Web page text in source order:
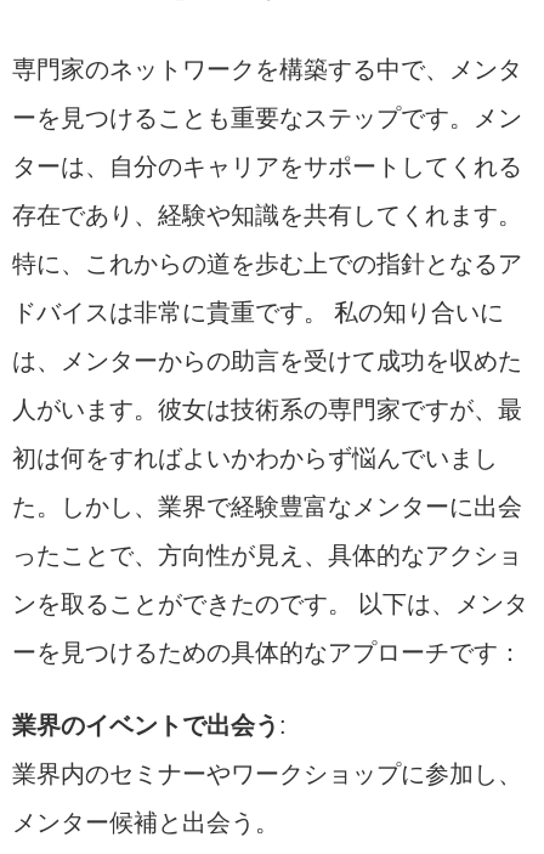
専門家のネットワークを構築する中で、メンタ
ーを見つけることも重要なステップです。メン
ターは、自分のキャリアをサポートしてくれる
存在であり、経験や知識を共有してくれます。
特に、これからの道を歩む上での指針となるア
ドバイスは非常に貴重です。 私の知り合いに
は、メンターからの助言を受けて成功を収めた
人がいます。彼女は技術系の専門家ですが、最
初は何をすればよいかわからず悩んでいまし
た。しかし、業界で経験豊富なメンターに出会
ったことで、方向性が見え、具体的なアクショ
ンを取ることができたのです。 以下は、メンタ
ーを見つけるための具体的なアプローチです：
業界のイベントで出会う :
業界内のセミナーやワークショップに参加し、
メンター候補と出会う。